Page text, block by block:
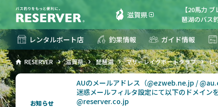
滋賀県
【20馬力
琶湖のバス
レンタルボート店 釣果情報 ガイド情報
RESERVER 滋賀県 琵琶湖 マザーレイクボートクラブ レ
お知らせ
AUのメールアドレス（@ezweb.ne.jp /
迷惑メールフィルタ設定にて以下のドメイン
@reserver.co.jp